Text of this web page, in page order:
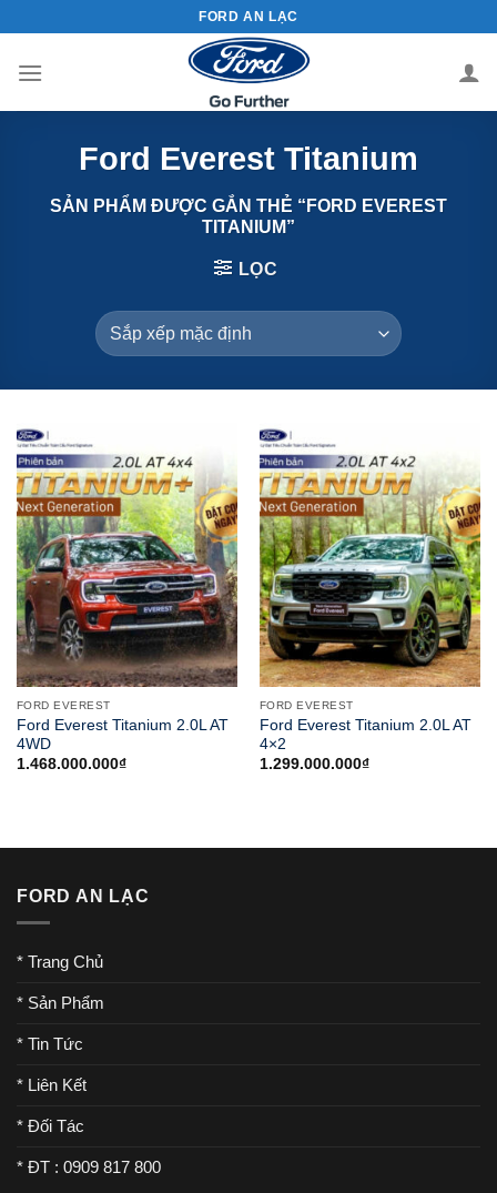
nội
FORD AN LẠC
Ford Everest Titanium
SẢN PHẨM ĐƯỢC GẮN THẺ “FORD EVEREST
TITANIUM”
LỌC
FORD EVEREST
Ford Everest Titanium 2.0L AT
4WD
1.468.000.000₫
FORD EVEREST
Ford Everest Titanium 2.0L AT
4×2
1.299.000.000₫
FORD AN LẠC
* Trang Chủ
* Sản Phẩm
* Tin Tức
* Liên Kết
* Đối Tác
* ĐT : 0909 817 800